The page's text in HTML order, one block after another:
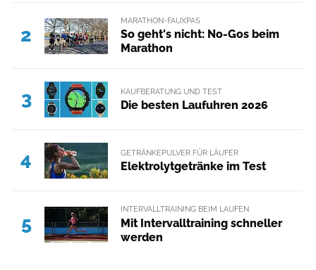
2
MARATHON-FAUXPAS
So geht's nicht: No-Gos beim
Marathon
3 KAUFBERATUNG UND TEST
Die besten Laufuhren 2026
4 GETRÄNKEPULVER FÜR LÄUFER
Elektrolytgetränke im Test
5
INTERVALLTRAINING BEIM LAUFEN
Mit Intervalltraining schneller
werden